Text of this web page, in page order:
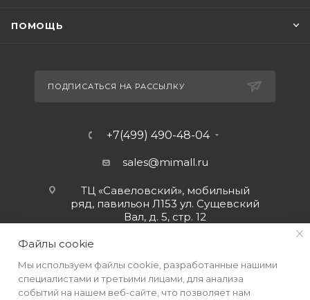
ПОМОЩЬ
ПОДПИСАТЬСЯ НА РАССЫЛКУ
+7(499) 490-48-04
sales@mimall.ru
ТЦ «Савеловский», мобильный
ряд, павильон Л153 ул. Сущевский
Вал, д. 5, стр. 12
Файлы cookie
Мы используем файлы cookie, разработанные нашими
специалистами и третьими лицами, для анализа
событий на нашем веб-сайте, что позволяет нам